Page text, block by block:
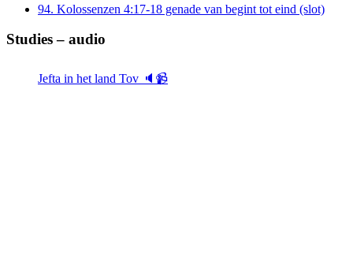
94. Kolossenzen 4:17-18 genade van begint tot eind (slot)
Studies – audio
Jefta in het land Tov 🔈📹